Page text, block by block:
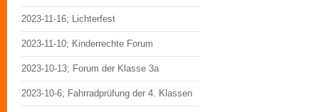
2023-11-16; Lichterfest
2023-11-10; Kinderrechte Forum
2023-10-13; Forum der Klasse 3a
2023-10-6; Fahrradprüfung der 4. Klassen